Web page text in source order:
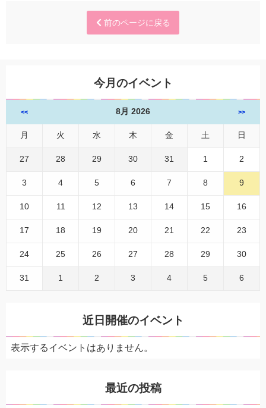
前のページに戻る
今月のイベント
<< 8月 2026 >>
月 火 水 木 金 土 日
27 28 29 30 31 1 2
3 4 5 6 7 8 9
10 11 12 13 14 15 16
17 18 19 20 21 22 23
24 25 26 27 28 29 30
31 1 2 3 4 5 6
近日開催のイベント
表示するイベントはありません。
最近の投稿